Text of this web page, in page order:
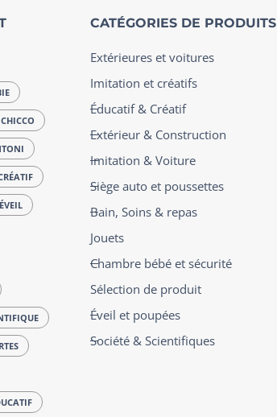
CHICCO
CATÉGORIES DE PRODUITS
Extérieures et voitures
Imitation et créatifs
Éducatif & Créatif
Extérieur & Construction
Imitation & Voiture
Siège auto et poussettes
Bain, Soins & repas
Jouets
Chambre bébé et sécurité
Sélection de produit
Éveil et poupées
Société & Scientifiques